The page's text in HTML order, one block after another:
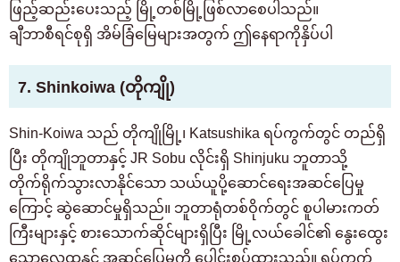
ဖြည့်ဆည်းပေးသည့် မြို့တစ်မြို့ဖြစ်လာစေပါသည်။
ချီဘာစီရင်စုရှိ အိမ်ခြံမြေများအတွက် ဤနေရာကိုနှိပ်ပါ
7. Shinkoiwa (တိုကျို)
Shin-Koiwa သည် တိုကျိုမြို့၊ Katsushika ရပ်ကွက်တွင် တည်ရှိ
ပြီး တိုကျိုဘူတာနှင့် JR Sobu လိုင်းရှိ Shinjuku ဘူတာသို့
တိုက်ရိုက်သွားလာနိုင်သော သယ်ယူပို့ဆောင်ရေးအဆင်ပြေမှု
ကြောင့် ဆွဲဆောင်မှုရှိသည်။ ဘူတာရုံတစ်ဝိုက်တွင် စူပါမားကတ်
ကြီးများနှင့် စားသောက်ဆိုင်များရှိပြီး မြို့လယ်ခေါင်၏ နွေးထွေး
သောလေထုနှင့် အဆင်ပြေမှုကို ပေါင်းစပ်ထားသည်။ ရပ်ကွက်